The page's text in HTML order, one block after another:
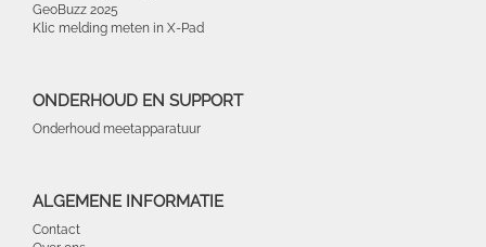
GeoBuzz 2025
Klic melding meten in X-Pad
ONDERHOUD EN SUPPORT
Onderhoud meetapparatuur
ALGEMENE INFORMATIE
Contact